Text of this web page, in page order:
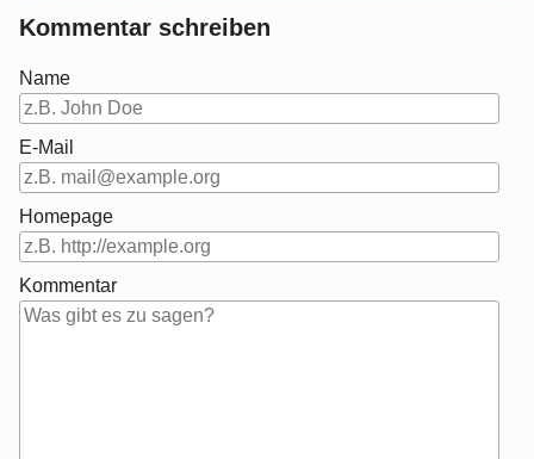
Kommentar schreiben
Name
E-Mail
Homepage
Kommentar